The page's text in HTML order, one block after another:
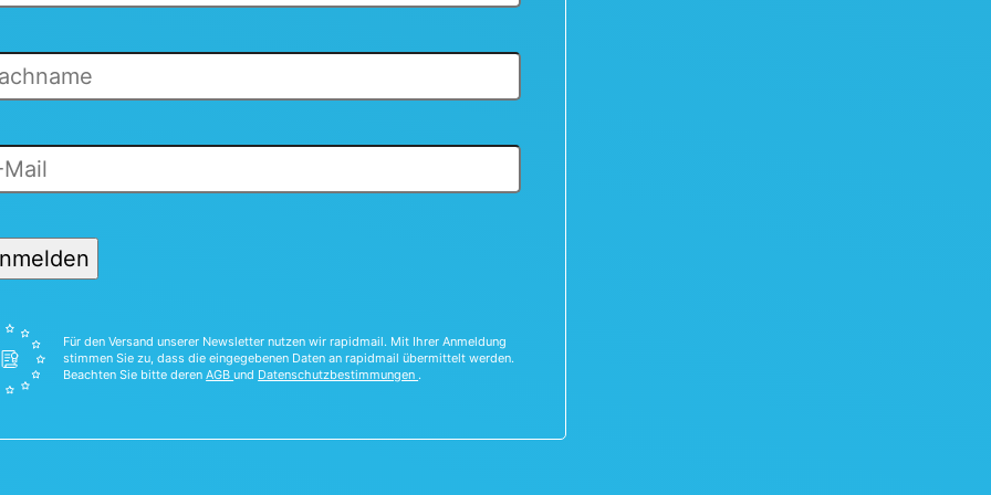
Für den Versand unserer Newsletter nutzen wir rapidmail. Mit Ihrer Anmeldung
stimmen Sie zu, dass die eingegebenen Daten an rapidmail übermittelt werden.
Beachten Sie bitte derenAGBund Datenschutzbestimmungen .